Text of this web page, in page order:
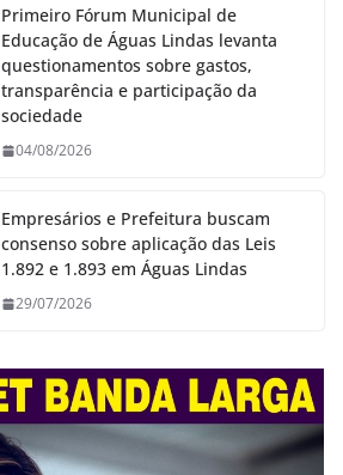
Primeiro Fórum Municipal de
Educação de Águas Lindas levanta
questionamentos sobre gastos,
transparência e participação da
sociedade
04/08/2026
Empresários e Prefeitura buscam
consenso sobre aplicação das Leis
1.892 e 1.893 em Águas Lindas
29/07/2026